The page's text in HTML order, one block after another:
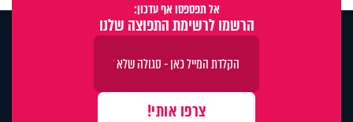
אל תפספסו אף עדכון:
הרשמו לרשימת התפוצה שלנו